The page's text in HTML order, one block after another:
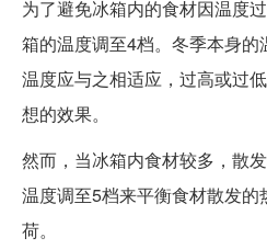
为了避免冰箱内的食材因温度
箱的温度调至4档。冬季本身
温度应与之相适应，过高或过
想的效果。
然而，当冰箱内食材较多，散
温度调至5档来平衡食材散发的
荷。